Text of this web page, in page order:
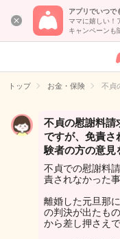
アプリでいつで
ママに嬉しい！
キャンペーンも
トップ お金・保険 不貞
不貞の慰謝料請
ですが、免責さ
験者の方の意見
不貞での慰謝料
責されなかった
離婚した元旦那
の判決が出たも
から差し押さえ